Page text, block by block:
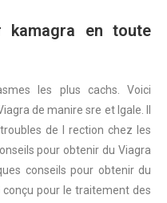
kamagra en toute
les plus cachs. Voici
de manire sre et lgale. Il
de l rection chez les
pour obtenir du Viagra
conseils pour obtenir du
pour le traitement des